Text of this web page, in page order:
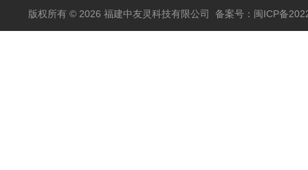
版权所有 © 2026 福建中友灵科技有限公司 备案号：闽ICP备